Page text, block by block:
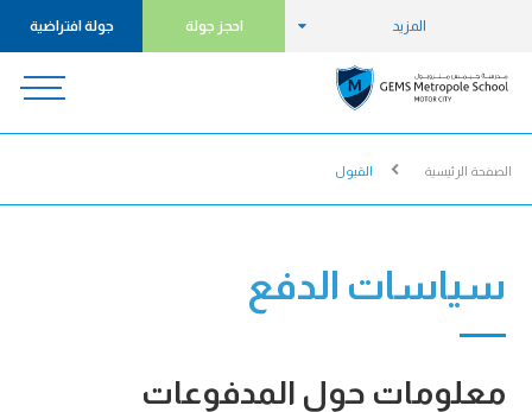
المزيد احجز جولة جولة افتراضية
الصفحة الرئيسية القبول
سياسات الدفع
معلومات حول المدفوعات